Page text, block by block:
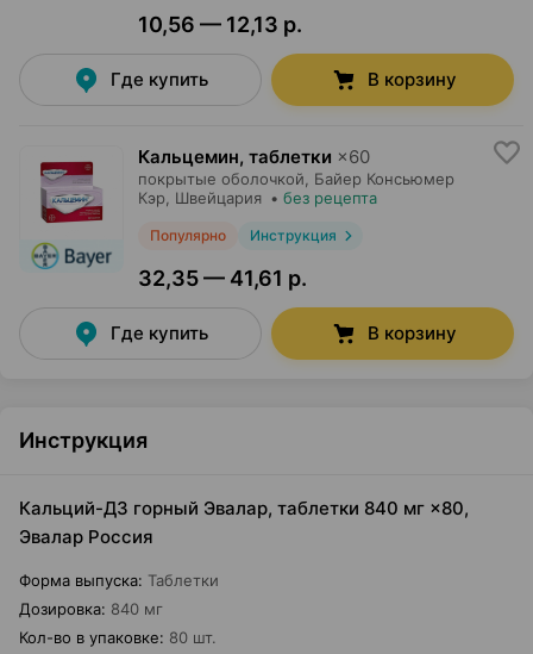
10,56 — 12,13 р.
Где купить В корзину
Кальцемин, таблетки ×60
покрытые оболочкой,
Байер Консьюмер
Кэр , Швейцария • без рецепта
Популярно Инструкция
32,35 — 41,61 р.
Где купить В корзину
Инструкция
Кальций-Д3 горный Эвалар, таблетки 840 мг ×80,
Эвалар Россия
Форма выпуска: Таблетки
Дозировка: 840 мг
Кол-во в упаковке: 80 шт.